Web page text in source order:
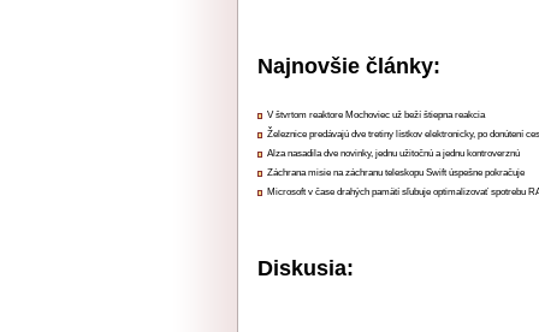
Najnovšie články:
V štvrtom reaktore Mochoviec už beží štiepna reakcia
Železnice predávajú dve tretiny lístkov elektronicky, po donútení
Alza nasadila dve novinky, jednu užitočnú a jednu kontroverznú
Záchrana misie na záchranu teleskopu Swift úspešne pokračuje
Microsoft v čase drahých pamätí sľubuje optimalizovať spotrebu
Diskusia: